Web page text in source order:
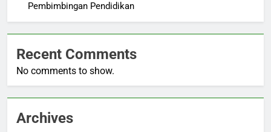
Pembimbingan Pendidikan
Recent Comments
No comments to show.
Archives